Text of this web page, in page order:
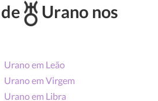
Urano nos
Urano em Leão
Urano em Virgem
Urano em Libra